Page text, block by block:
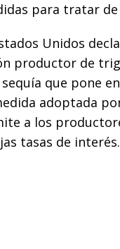
para tratar
Unidos
productor de
que pone
adoptada
a los
tasas de interés.